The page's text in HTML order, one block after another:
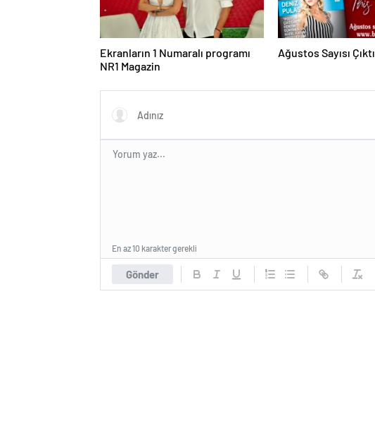
Ekranların 1 Numaralı programı
NR1 Magazin
Ağustos Sayısı Çıktı
Gönder
En az 10 karakter gerekli